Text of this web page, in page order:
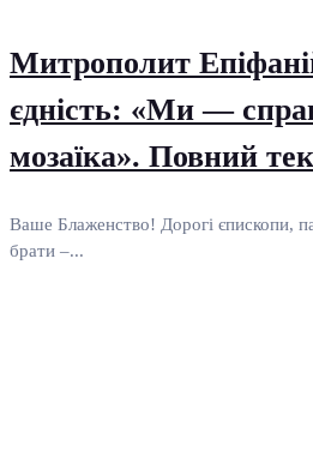
Митрополит
єдність: «Ми —
мозаїка». Повний
Ваше Блаженство! Дорогі єпископи,
брати –...